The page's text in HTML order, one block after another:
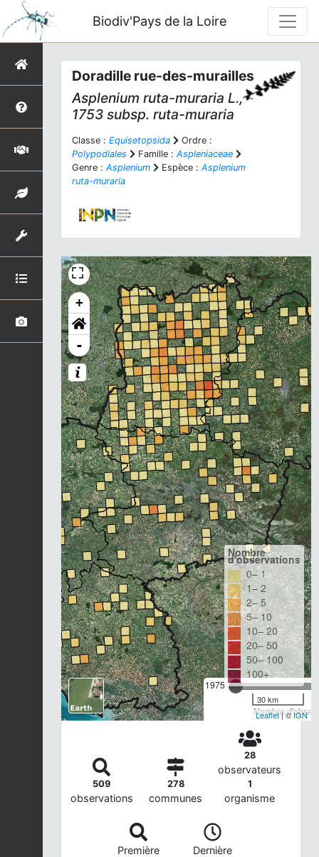
Biodiv'Pays de la Loire
Doradille rue-des-murailles
Asplenium ruta-muraria L.,
1753 subsp. ruta-muraria
Classe : Equisetopsida
Ordre :
Polypodiales
Famille : Aspleniaceae
Genre : Asplenium Espèce : Asplenium
ruta-muraria
+
-
1975
Nombre
Nombre
d'observations
0– 1
1– 2
2– 5
5– 10
10– 20
20– 50
50– 100
100+
30 km
Leaflet| ©IGN
509
observations
278
communes
28
observateurs
1
organisme
Première
Dernière